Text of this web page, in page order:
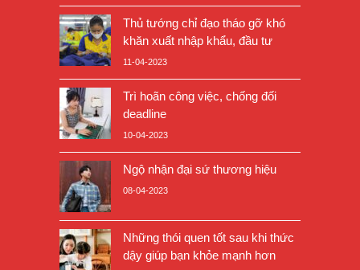
Thủ tướng chỉ đạo tháo gỡ khó
khăn xuất nhập khẩu, đầu tư
11-04-2023
Trì hoãn công việc, chống đối
deadline
10-04-2023
Ngộ nhận đại sứ thương hiệu
08-04-2023
Những thói quen tốt sau khi thức
dậy giúp bạn khỏe mạnh hơn